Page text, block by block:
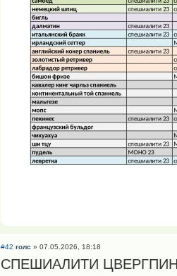
#42 голс » 07.05.2026, 18:18
СПЕШИАЛИТИ